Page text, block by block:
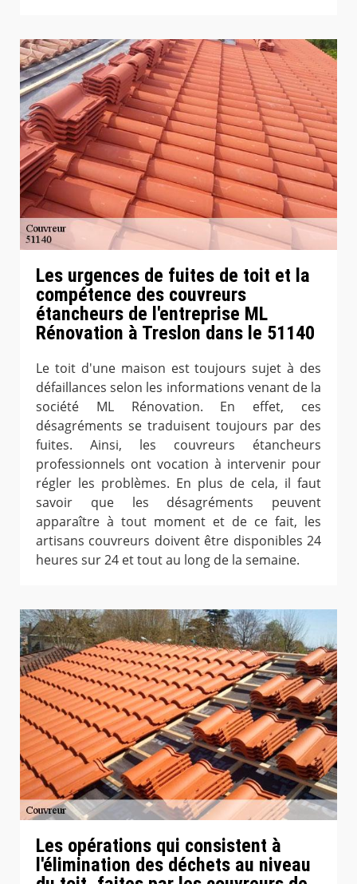
Les urgences de fuites de toit et la
compétence des couvreurs
étancheurs de l'entreprise ML
Rénovation à Treslon dans le 51140
Le toit d'une maison est toujours sujet à des
défaillances selon les informations venant de la
société ML Rénovation. En effet, ces
désagréments se traduisent toujours par des
fuites. Ainsi, les couvreurs étancheurs
professionnels ont vocation à intervenir pour
régler les problèmes. En plus de cela, il faut
savoir que les désagréments peuvent
apparaître à tout moment et de ce fait, les
artisans couvreurs doivent être disponibles 24
heures sur 24 et tout au long de la semaine.
Les opérations qui consistent à
l'élimination des déchets au niveau